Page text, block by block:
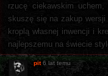
rzucę ciekawskim
skuszę się na zakup
kroplą własnej inwencji i
najlepszemu na świecie
pit 6 lat temu